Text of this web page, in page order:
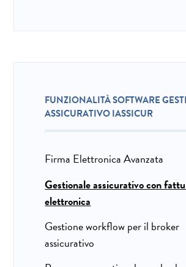
FUNZIONALITÀ SOFTWARE
ASSICURATIVO IASSICUR
Firma Elettronica Avanzata
Gestionale assicurativo con
elettronica
Gestione workflow per il broker
assicurativo